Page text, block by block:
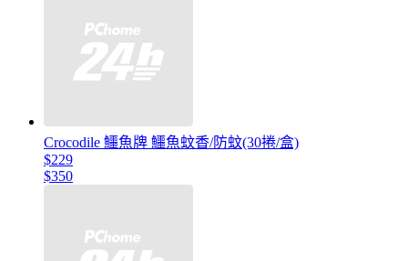
Crocodile 鱷魚牌 鱷魚蚊香/防蚊(30捲/盒)
$229
$350